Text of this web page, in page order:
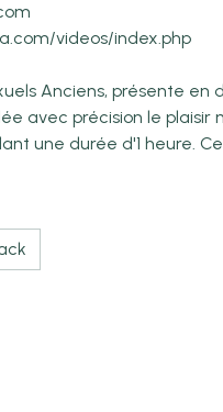
videos/index.php
Anciens, présente en
avec précision le plaisir
une durée d'1 heure.